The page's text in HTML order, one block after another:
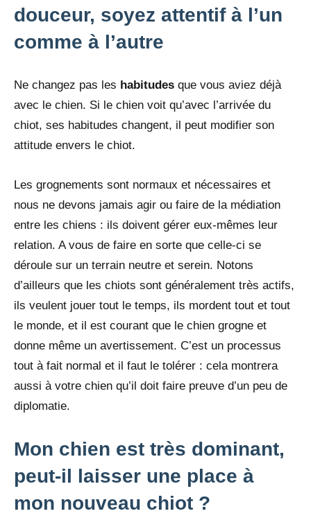
douceur, soyez attentif à l’un
comme à l’autre
Ne changez pas les habitudes que vous aviez déjà
avec le chien. Si le chien voit qu’avec l’arrivée du
chiot, ses habitudes changent, il peut modifier son
attitude envers le chiot.
Les grognements sont normaux et nécessaires et
nous ne devons jamais agir ou faire de la médiation
entre les chiens : ils doivent gérer eux-mêmes leur
relation. A vous de faire en sorte que celle-ci se
déroule sur un terrain neutre et serein. Notons
d’ailleurs que les chiots sont généralement très actifs,
ils veulent jouer tout le temps, ils mordent tout et tout
le monde, et il est courant que le chien grogne et
donne même un avertissement. C’est un processus
tout à fait normal et il faut le tolérer : cela montrera
aussi à votre chien qu’il doit faire preuve d’un peu de
diplomatie.
Mon chien est très dominant,
peut-il laisser une place à
mon nouveau chiot ?